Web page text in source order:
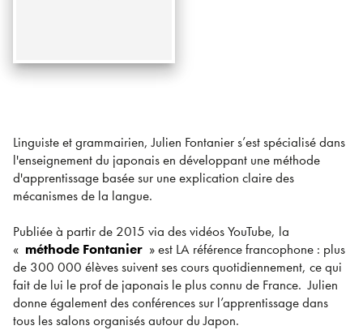
Linguiste et grammairien, Julien Fontanier s’est spécialisé dans
l'enseignement du japonais en développant une méthode
d'apprentissage basée sur une explication claire des
mécanismes de la langue.
Publiée à partir de 2015 via des vidéos YouTube, la
« méthode Fontanier » est LA référence francophone : plus
de 300 000 élèves suivent ses cours quotidiennement, ce qui
fait de lui le prof de japonais le plus connu de France. Julien
donne également des conférences sur l’apprentissage dans
tous les salons organisés autour du Japon.